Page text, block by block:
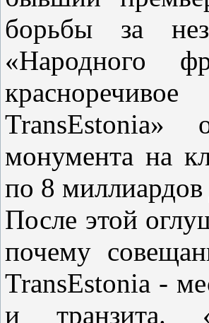
борьбы за
«Народного
монумента на
по 8 миллиардов
После этой
почему
TransEstonia -
и транзита.